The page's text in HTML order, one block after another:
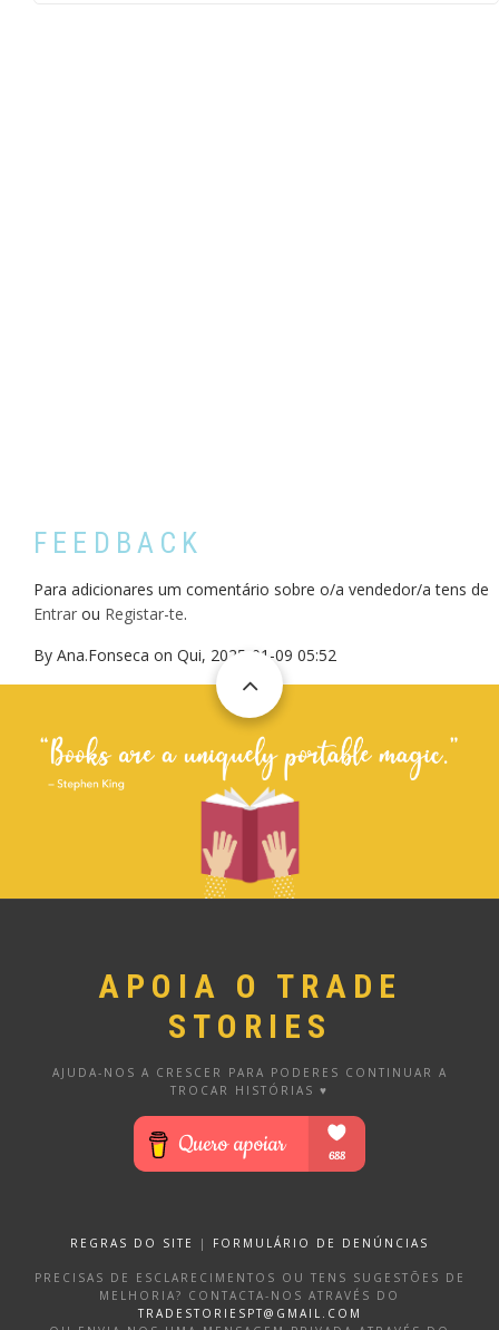
FEEDBACK
Para adicionares um comentário sobre o/a vendedor/a tens de
Entrar ou Registar-te.
By Ana.Fonseca on Qui, 2025-01-09 05:52
APOIA O TRADE
STORIES
AJUDA-NOS A CRESCER PARA PODERES CONTINUAR A
TROCAR HISTÓRIAS ♥
REGRAS DO SITE | FORMULÁRIO DE DENÚNCIAS
PRECISAS DE ESCLARECIMENTOS OU TENS SUGESTÕES DE
MELHORIA? CONTACTA-NOS ATRAVÉS DO
TRADESTORIESPT@GMAIL.COM